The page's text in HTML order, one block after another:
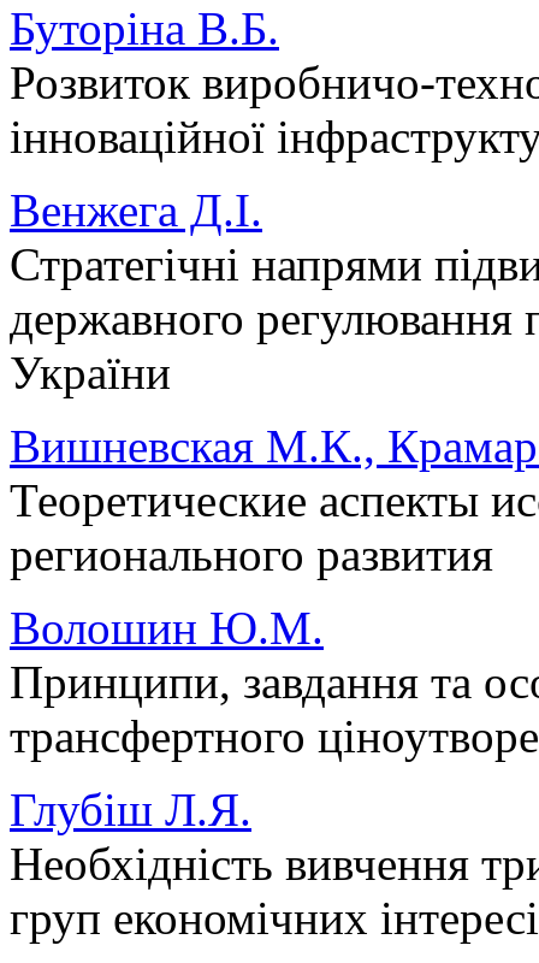
Буторіна В.Б.
Розвиток виробничо-
інноваційної
Венжега Д.І.
Стратегічні напрями
державного регулювання
України
Вишневская М.К.,
Теоретические аспекты
регионального развития
Волошин Ю.М.
Принципи, завдання та
трансфертного
Глубіш Л.Я.
Необхідність вивчення
груп економічних